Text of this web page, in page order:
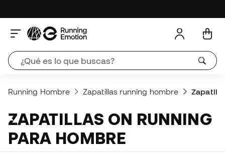
Running Hombre Zapatillas running hombre
ZAPATILLAS ON RUNNING
PARA HOMBRE